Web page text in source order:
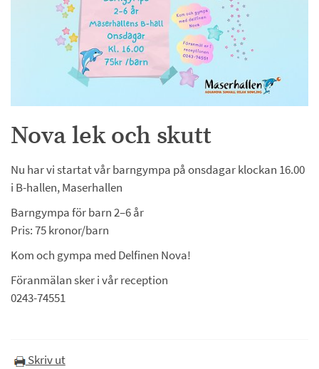
Nova lek och skutt
Nu har vi startat vår barngympa på onsdagar klockan 16.00
i B-hallen, Maserhallen
Barngympa för barn 2–6 år
Pris: 75 kronor/barn
Kom och gympa med Delfinen Nova!
Föranmälan sker i vår reception
0243-74551
Skriv ut